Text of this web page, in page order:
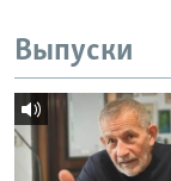
Выпуски